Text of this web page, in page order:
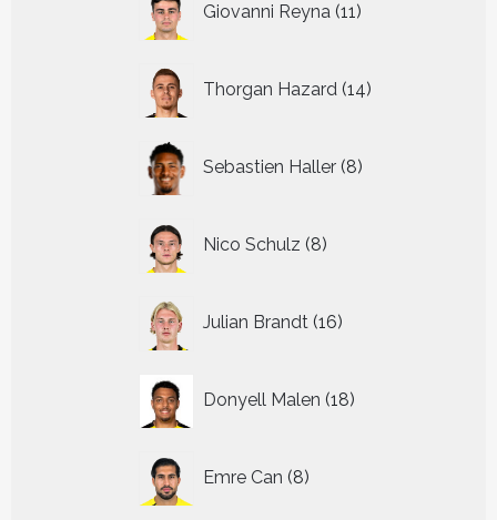
Giovanni Reyna 11
producten
Thorgan Hazard 14
producten
Sebastien Haller 8
producten
Nico Schulz 8
producten
Julian Brandt 16
producten
Donyell Malen 18
producten
Emre Can 8
producten